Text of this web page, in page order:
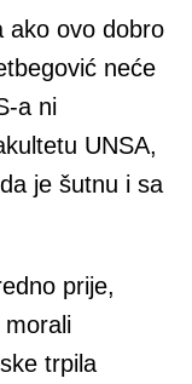
ako ovo dobro
neće
a ni
UNSA,
je šutnu i sa
prije,
morali
trpila